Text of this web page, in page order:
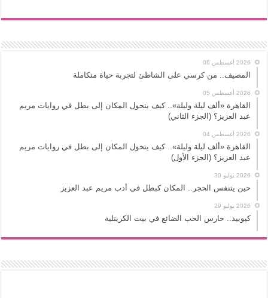
2026 أغسطس 06
المصيف.. من كرسي على الشاطئ لتجربة حياة متكاملة
2026 أغسطس 05
القاهرة «ألف ليلة وليلة».. كيف يتحول المكان إلى بطل في روايات مريم
عبد العزيز؟ (الجزء الثاني)
2026 أغسطس 04
القاهرة «ألف ليلة وليلة».. كيف يتحول المكان إلى بطل في روايات مريم
عبد العزيز؟ (الجزء الأول)
2026 يوليو 30
حين يتنفس الحجر.. المكان كبطل في أدب مريم عبد العزيز
2026 يوليو 29
كيوبيد.. حارس الحب الضائع في بيت الكريتلية